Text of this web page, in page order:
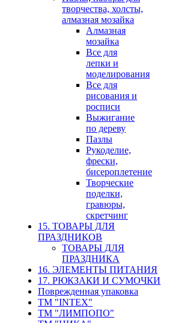
творчества, холсты,
алмазная мозайка
Алмазная
мозайка
Все для
лепки и
моделирования
Все для
рисования и
росписи
Выжигание
по дереву
Пазлы
Рукоделие,
фрески,
бисероплетение
Творческие
поделки,
гравюры,
скретчинг
15. ТОВАРЫ ДЛЯ
ПРАЗДНИКОВ
ТОВАРЫ ДЛЯ
ПРАЗДНИКА
16. ЭЛЕМЕНТЫ ПИТАНИЯ
17. РЮКЗАКИ И СУМОЧКИ
Поврежденная упаковка
ТМ "INTEX"
ТМ "ЛИМПОПО"